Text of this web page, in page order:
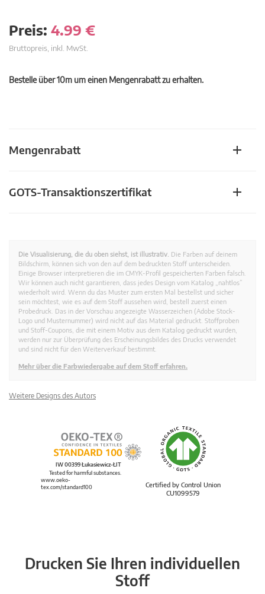
Preis: 4.99 €
Bruttopreis, inkl. MwSt.
Bestelle über 10m um einen Mengenrabatt zu erhalten.
Mengenrabatt
GOTS-Transaktionszertifikat
Die Visualisierung, die du oben siehst, ist illustrativ. Die Farben auf deinem
Bildschirm, können sich von den auf dem bedruckten Stoff unterscheiden.
Einige Browser interpretieren die im CMYK-Profil gespeicherten Farben falsch.
Wir können auch nicht garantieren, dass jedes Design vom Katalog „nahtlos”
wiederholt wird. Wenn du das Muster zum ersten Mal bestellst und sicher
sein möchtest, wie es auf dem Stoff aussehen wird, bestell zuerst einen
Probedruck. Das in der Vorschau angezeigte Wasserzeichen (Adobe Stock-
Logo und Musternummer) wird nicht auf das Material gedruckt. Stoffproben
und Stoff-Coupons, die mit einem Motiv aus dem Katalog gedruckt wurden,
werden nur zur Überprüfung des Erscheinungsbildes des Drucks verwendet
und sind nicht für den Weiterverkauf bestimmt.
Mehr über die Farbwiedergabe auf dem Stoff erfahren.
Weitere Designs des Autors
Certified by Control Union
CU1099579
IW 00399 Łukasiewicz-ŁIT
Tested for harmful substances.
www.oeko-
tex.com/standard100
Drucken Sie Ihren individuellen
Stoff